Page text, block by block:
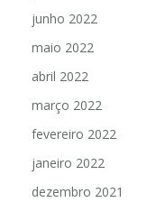
junho 2022
maio 2022
abril 2022
março 2022
fevereiro 2022
janeiro 2022
dezembro 2021